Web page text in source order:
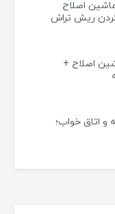
اصلاح
ریش تراش
اصلاح +
و اتاق خواب؛